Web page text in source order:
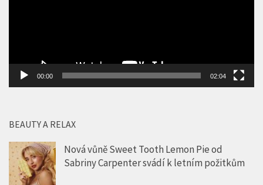
00:00 02:04
BEAUTY A RELAX
Nová vůně Sweet Tooth Lemon Pie od
Sabriny Carpenter svádí k letním požitkům